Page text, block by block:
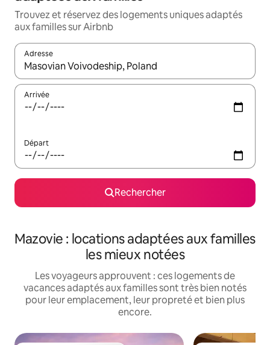
Trouvez et réservez des logements uniques adaptés
aux familles sur Airbnb
Adresse
Lorsque les résultats s'affichent, utilisez les flèches vers le
Arrivée
Départ
Rechercher
Mazovie : locations adaptées aux familles
les mieux notées
Les voyageurs approuvent : ces logements de
vacances adaptés aux familles sont très bien notés
pour leur emplacement, leur propreté et bien plus
encore.